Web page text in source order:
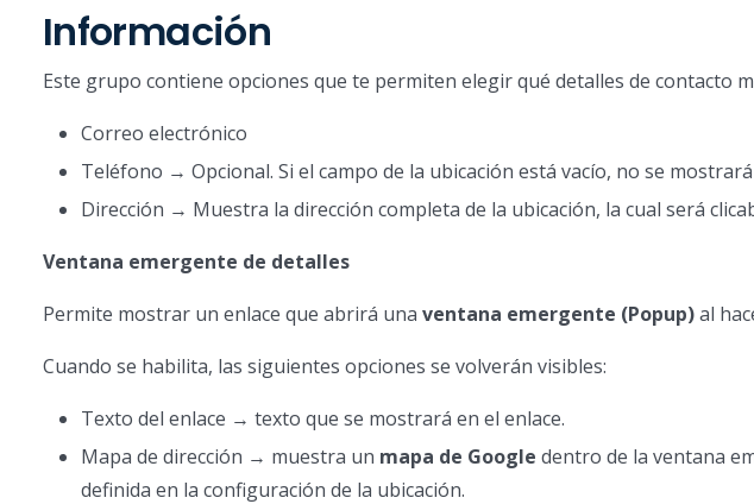
Información
Este grupo contiene opciones que te permiten elegir qué detalles de contacto
Correo electrónico
Teléfono → Opcional. Si el campo de la ubicación está vacío, no se
Dirección → Muestra la dirección completa de la ubicación, la cual será
Ventana emergente de detalles
Permite mostrar un enlace que abrirá una ventana emergente (Popup)al
Cuando se habilita, las siguientes opciones se volverán visibles:
Texto del enlace → texto que se mostrará en el enlace.
Mapa de dirección → muestra un mapa de Google dentro de la ventana
definida en la configuración de la ubicación.